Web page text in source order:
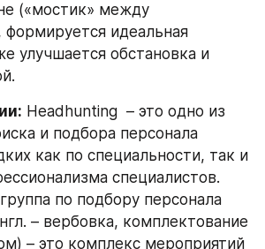
(«мостик» между
идеальная
улучшается обстановка и
Headhunting  – это одно из
и подбора персонала
как по специальности, так и
специалистов.
по подбору персонала
– вербовка, комплектование
– это комплекс мероприятий